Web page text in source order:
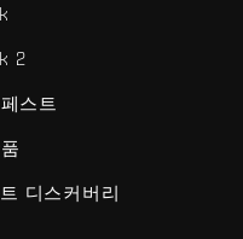
2
스트
디스커버리